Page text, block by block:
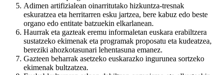
Adimen artifizialean oinarritutako hizkuntza-tresnak
eskuratzea eta herritarren esku jartzea, bere kabuz edo beste
organo edo entitate batzuekin elkarlanean.
Haurrak eta gazteak eremu informaletan euskara erabiltzera
sustatzeko ekimenak eta programak proposatu eta kudeatzea,
bereziki ahozkotasunari lehentasuna emanez.
Gazteen beharrak asetzeko euskarazko ingurunea sortzeko
ekimenak bultzatzea.